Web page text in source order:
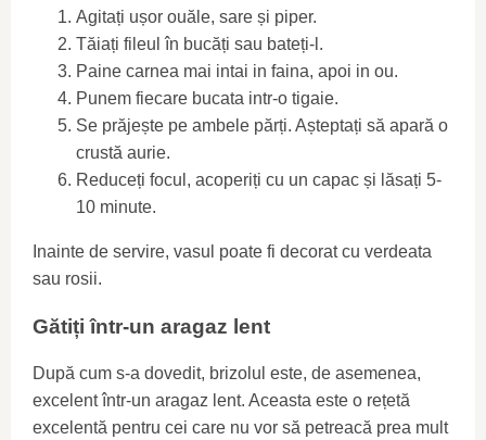
Agitați ușor ouăle, sare și piper.
Tăiați fileul în bucăți sau bateți-l.
Paine carnea mai intai in faina, apoi in ou.
Punem fiecare bucata intr-o tigaie.
Se prăjește pe ambele părți. Așteptați să apară o
crustă aurie.
Reduceți focul, acoperiți cu un capac și lăsați 5-
10 minute.
Inainte de servire, vasul poate fi decorat cu verdeata
sau rosii.
Gătiți într-un aragaz lent
După cum s-a dovedit, brizolul este, de asemenea,
excelent într-un aragaz lent. Aceasta este o rețetă
excelentă pentru cei care nu vor să petreacă prea mult